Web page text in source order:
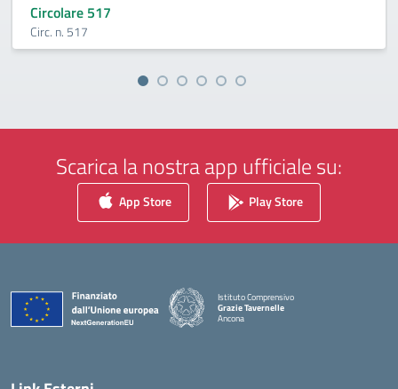
Circolare 517
Circ. n. 517
Scarica la nostra app ufficiale su:
App Store Play Store
Istituto Comprensivo
Grazie Tavernelle
Ancona